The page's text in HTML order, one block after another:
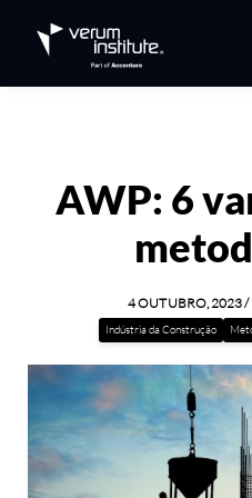
AWP: 6
4 OUTUBRO, 2023
Indústria da Construção